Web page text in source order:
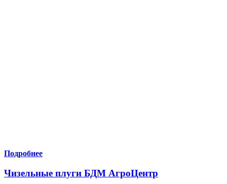
Подробнее
Чизельные плуги БДМ АгроЦентр